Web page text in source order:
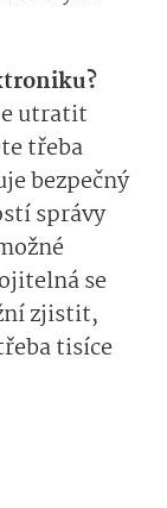
utratit
třeba
bezpečný
správy
se
zjistit,
tisíce